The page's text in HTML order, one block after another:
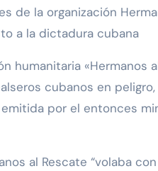
de la organización
a la dictadura cubana
humanitaria «Hermanos
cubanos en peligro,
emitida por el entonces
al Rescate “volaba con